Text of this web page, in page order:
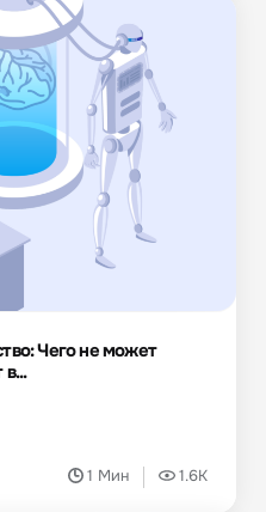
Чего не может
1 Мин 1.6K